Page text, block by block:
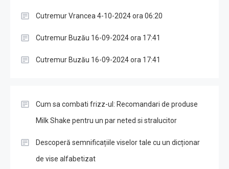
Cutremur Vrancea 4-10-2024 ora 06:20
Cutremur Buzău 16-09-2024 ora 17:41
Cutremur Buzău 16-09-2024 ora 17:41
Cum sa combati frizz-ul: Recomandari de produse
Milk Shake pentru un par neted si stralucitor
Descoperă semnificațiile viselor tale cu un dicționar
de vise alfabetizat